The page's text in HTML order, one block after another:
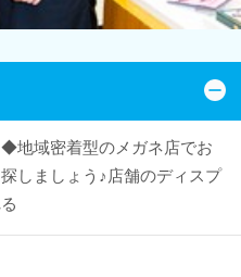
地域密着型のメガネ店でお
しましょう♪店舗のディスプ